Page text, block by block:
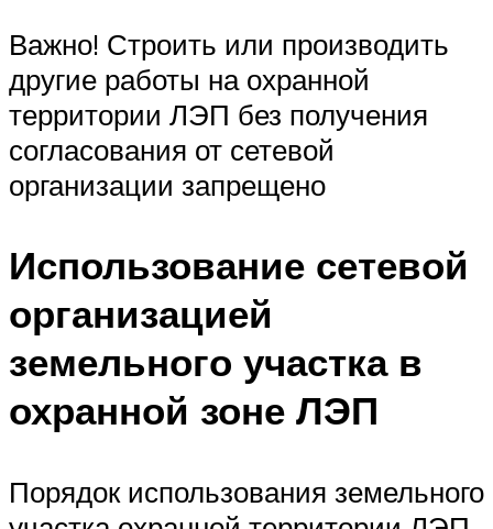
Важно! Строить или производить
другие работы на охранной
территории ЛЭП без получения
согласования от сетевой
организации запрещено
Использование сетевой
организацией
земельного участка в
охранной зоне ЛЭП
Порядок использования земельного